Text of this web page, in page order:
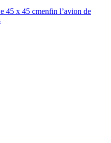
45 x 45 cmenfin l’avion de